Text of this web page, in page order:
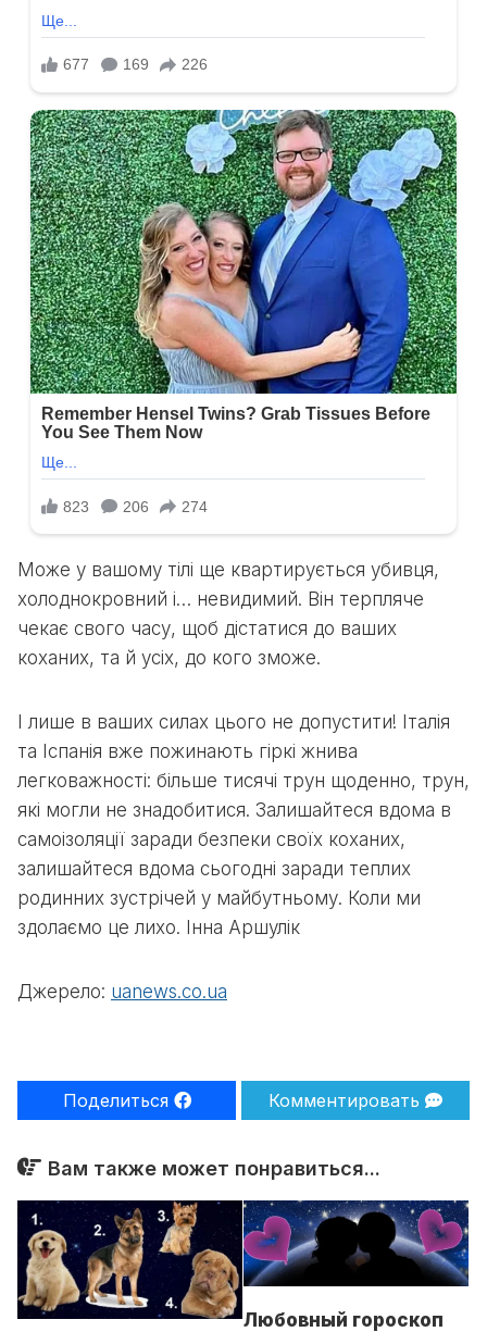
Може у вашому тілі ще квартирується убивця,
холоднокровний і… невидимий. Він терпляче
чекає свого часу, щоб дістатися до ваших
коханих, та й усіх, до кого зможе.
І лише в ваших силах цього не допустити! Італія
та Іспанія вже пожинають гіркі жнива
легковажності: більше тисячі трун щоденно, трун,
які могли не знадобитися. Залишайтеся вдома в
самоізоляції заради безпеки своїх коханих,
залишайтеся вдома сьогодні заради теплих
родинних зустрічей у майбутньому. Коли ми
здолаємо це лихо. Інна Аршулік
Джерело: uanews.co.ua
Поделиться Комментировать
Вам также может понравиться...
Любовный гороскоп